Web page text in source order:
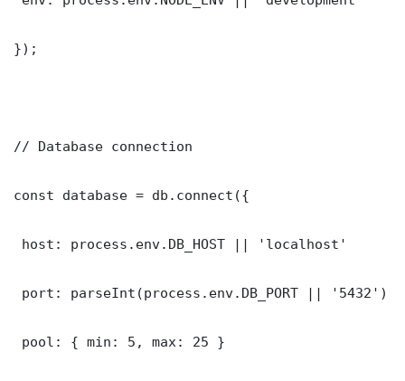
});
// Database connection
const database = db.connect({
host: process.env.DB_HOST || 'localhost'
port: parseInt(process.env.DB_PORT || '5432')
pool: { min: 5, max: 25 }